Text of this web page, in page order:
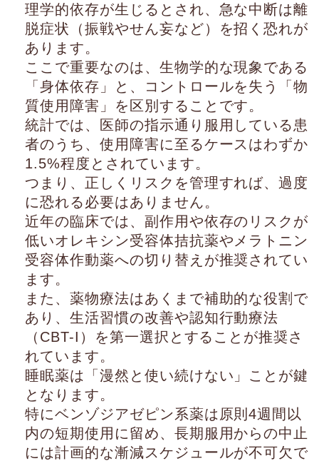
理学的依存が生じるとされ、急な中断は離
脱症状（振戦やせん妄など）を招く恐れが
あります。
ここで重要なのは、生物学的な現象である
「身体依存」と、コントロールを失う「物
質使用障害」を区別することです。
統計では、医師の指示通り服用している患
者のうち、使用障害に至るケースはわずか
1.5%程度とされています。
つまり、正しくリスクを管理すれば、過度
に恐れる必要はありません。
近年の臨床では、副作用や依存のリスクが
低いオレキシン受容体拮抗薬やメラトニン
受容体作動薬への切り替えが推奨されてい
ます。
また、薬物療法はあくまで補助的な役割で
あり、生活習慣の改善や認知行動療法
（CBT-I）を第一選択とすることが推奨さ
れています。
睡眠薬は「漫然と使い続けない」ことが鍵
となります。
特にベンゾジアゼピン系薬は原則4週間以
内の短期使用に留め、長期服用からの中止
には計画的な漸減スケジュールが不可欠で